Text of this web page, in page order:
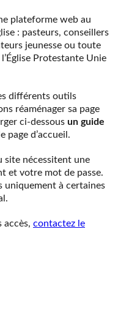
plateforme web au
: pasteurs, conseillers
jeunesse ou toute
Protestante Unie
différents outils
réaménager sa page
ci-dessous un guide
page d’accueil.
site nécessitent une
et votre mot de passe.
uniquement à certaines
accès, contactez le